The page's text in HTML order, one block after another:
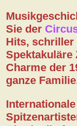
Sie der
Hits, schriller
Charme der
ganze
Kontakt
DSGVO